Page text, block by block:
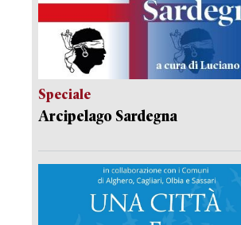
Speciale
Arcipelago Sardegna